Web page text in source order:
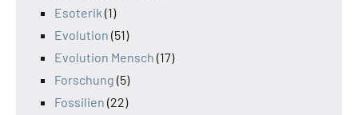
Esoterik (1)
Evolution (51)
Evolution Mensch (17)
Forschung (5)
Fossilien (22)